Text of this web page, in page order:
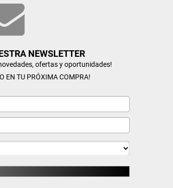
NEWSLETTER
ofertas y oportunidades!
EN TU PRÓXIMA COMPRA!